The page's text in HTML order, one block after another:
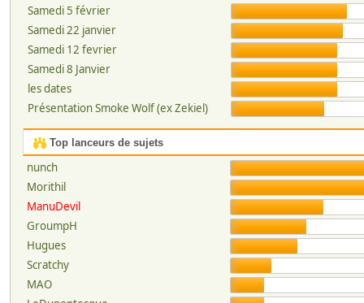
Samedi 5 février
Samedi 22 janvier
Samedi 12 fevrier
Samedi 8 Janvier
les dates
Présentation Smoke Wolf (ex Zekiel)
Top lanceurs de sujets
nunch
Morithil
ManuDevil
GroumpH
Hugues
Scratchy
MAO